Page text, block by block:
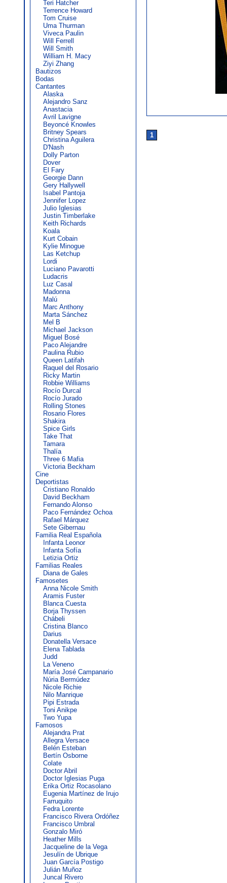
Teri Hatcher
Terrence Howard
Tom Cruise
Uma Thurman
Viveca Paulin
Will Ferrell
Will Smith
William H. Macy
Ziyi Zhang
Bautizos
Bodas
Cantantes
Alaska
Alejandro Sanz
Anastacia
Avril Lavigne
Beyoncé Knowles
Britney Spears
Christina Aguilera
D'Nash
Dolly Parton
Dover
El Fary
Georgie Dann
Gery Hallywell
Isabel Pantoja
Jennifer Lopez
Julio Iglesias
Justin Timberlake
Keith Richards
Koala
Kurt Cobain
Kylie Minogue
Las Ketchup
Lordi
Luciano Pavarotti
Ludacris
Luz Casal
Madonna
Malú
Marc Anthony
Marta Sánchez
Mel B
Michael Jackson
Miguel Bosé
Paco Alejandre
Paulina Rubio
Queen Latifah
Raquel del Rosario
Ricky Martin
Robbie Williams
Rocío Durcal
Rocío Jurado
Rolling Stones
Rosario Flores
Shakira
Spice Girls
Take That
Tamara
Thalía
Three 6 Mafia
Victoria Beckham
Cine
Deportistas
Cristiano Ronaldo
David Beckham
Fernando Alonso
Paco Fernández Ochoa
Rafael Márquez
Sete Gibernau
Familia Real Española
Infanta Leonor
Infanta Sofía
Letizia Ortiz
Familias Reales
Diana de Gales
Famosetes
Anna Nicole Smith
Aramis Fuster
Blanca Cuesta
Borja Thyssen
Chábeli
Cristina Blanco
Darius
Donatella Versace
Elena Tablada
Judd
La Veneno
María José Campanario
Núria Bermúdez
Nicole Richie
Nilo Manrique
Pipi Estrada
Toni Anikpe
Two Yupa
Famosos
Alejandra Prat
Allegra Versace
Belén Esteban
Bertín Osborne
Colate
Doctor Abril
Doctor Iglesias Puga
Erika Ortiz Rocasolano
Eugenia Martínez de Irujo
Farruquito
Fedra Lorente
Francisco Rivera Ordóñez
Francisco Umbral
Gonzalo Miró
Heather Mills
Jacqueline de la Vega
Jesulín de Ubrique
Juan García Postigo
Julián Muñoz
Juncal Rivero
1